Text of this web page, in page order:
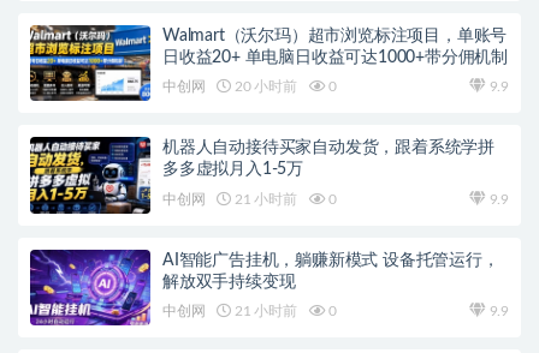
Walmart（沃尔玛）超市浏览标注项目，单账号
日收益20+ 单电脑日收益可达1000+带分佣机制
中创网 20 小时前 0 9.9
机器人自动接待买家自动发货，跟着系统学拼
多多虚拟月入1-5万
中创网 21 小时前 0 9.9
AI智能广告挂机，躺赚新模式 设备托管运行，
解放双手持续变现
中创网 21 小时前 0 9.9